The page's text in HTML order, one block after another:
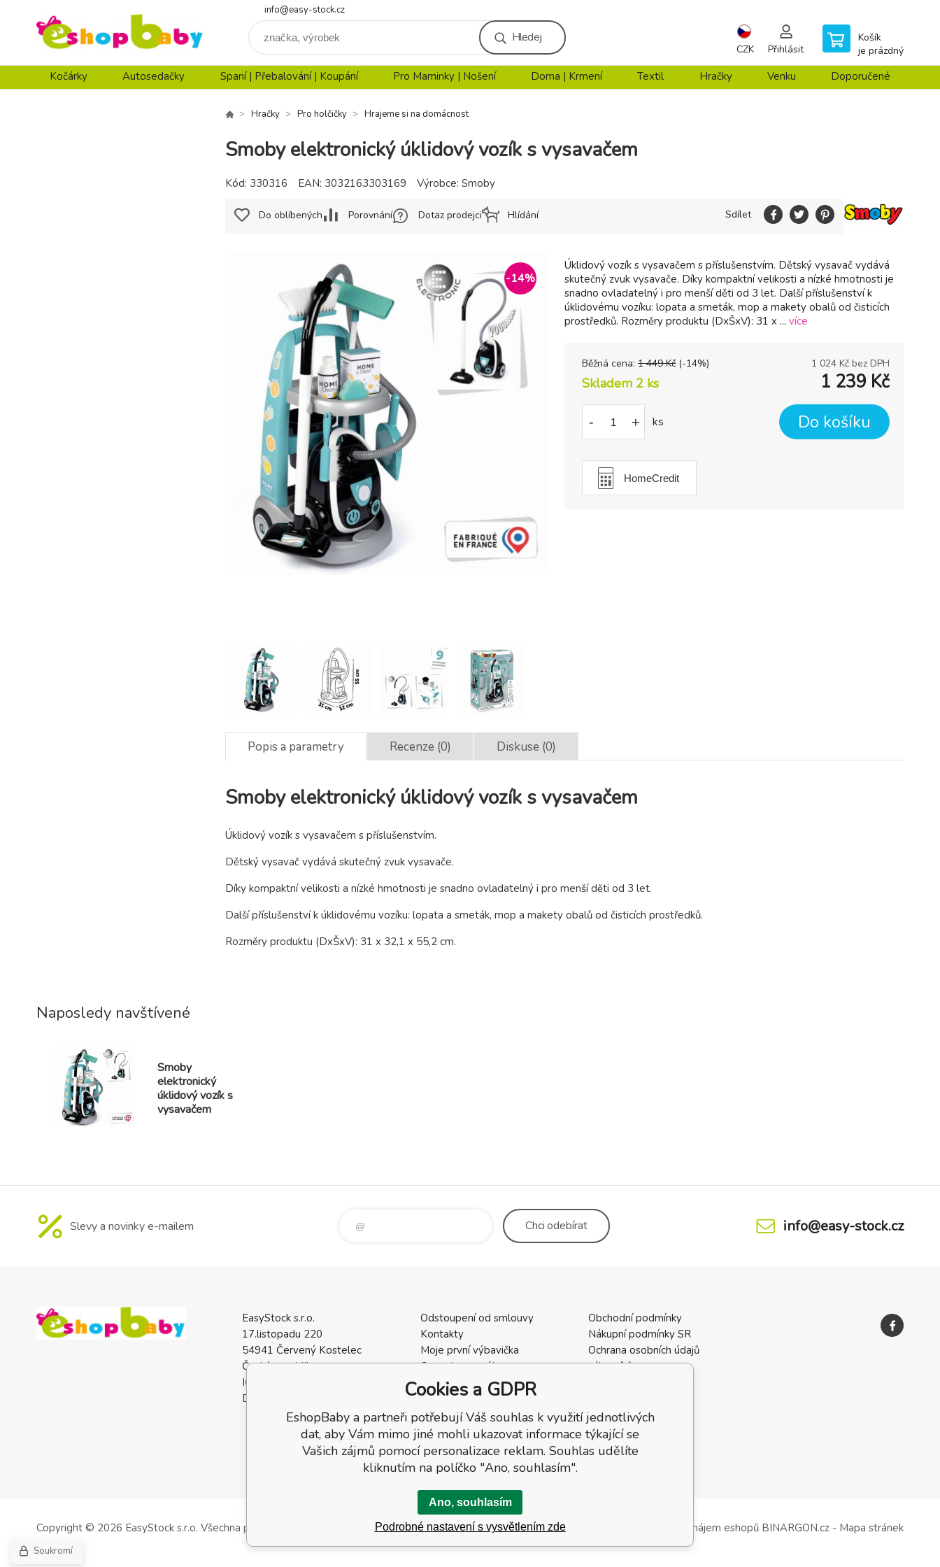
info@easy-stock.cz
Hledej
CZK Přihlásit
Košík
je prázdný
Kočárky Autosedačky Spaní | Přebalování | Koupání Pro Maminky | Nošení Doma | Krmení Textil Hračky Venku Doporučené
Hračky Pro holčičky Hrajeme si na domácnost
Smoby elektronický úklidový vozík s vysavačem
-14%
Úklidový vozík s vysavačem s příslušenstvím. Dětský vysavač vydává
skutečný zvuk vysavače. Díky kompaktní velikosti a nízké hmotnosti je
snadno ovladatelný i pro menší děti od 3 let. Další příslušenství k
úklidovému vozíku: lopata a smeták, mop a makety obalů od čisticích
prostředků. Rozměry produktu (DxŠxV): 31 x ... více
Běžná cena: 1 449 Kč (-14%) 1 024 Kč bez DPH
Skladem 2 ks 1 239 Kč
- + ks Do košíku
HomeCredit
Kód: 330316 EAN: 3032163303169 Výrobce: Smoby
Do oblíbených Porovnání Dotaz prodejci Hlídání Sdílet
Popis a parametry Recenze (0) Diskuse (0)
Smoby elektronický úklidový vozík s vysavačem
Úklidový vozík s vysavačem s příslušenstvím.
Dětský vysavač vydává skutečný zvuk vysavače.
Díky kompaktní velikosti a nízké hmotnosti je snadno ovladatelný i pro menší děti od 3 let.
Další příslušenství k úklidovému vozíku: lopata a smeták, mop a makety obalů od čisticích prostředků.
Rozměry produktu (DxŠxV): 31 x 32,1 x 55,2 cm.
Naposledy navštívené
Smoby
elektronický
úklidový vozík s
vysavačem
Slevy a novinky e-mailem Chciodebírat info@easy-stock.cz
EasyStock s.r.o.
17.listopadu 220
54941 Červený Kostelec
Česká republika
IČO: 07727402
DIČ: CZ07727402
Odstoupení od smlouvy
Kontakty
Moje první výbavička
Ceny dopravného
Vrácení zboží / Reklamace
Reklamace
Recenze
Obchodní podmínky
Nákupní podmínky SR
Ochrana osobních údajů
zákazníků
Copyright © 2026 EasyStock s.r.o. Všechna práva vyhrazena. Tvorba a pronájem eshopů BINARGON.cz - Mapa stránek
Cookies a GDPR
EshopBaby a partneři potřebují Váš souhlas k využití jednotlivých
dat, aby Vám mimo jiné mohli ukazovat informace týkající se
Vašich zájmů pomocí personalizace reklam. Souhlas udělíte
kliknutím na políčko "Ano, souhlasím".
Ano, souhlasím
Podrobné nastavení s vysvětlením zde
Soukromí